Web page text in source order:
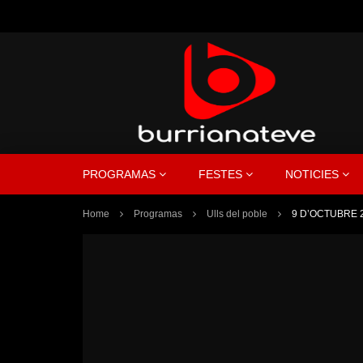
PROGRAMAS FESTES NOTICIES
Home Programas Ulls del poble 9 D’OCTUBRE